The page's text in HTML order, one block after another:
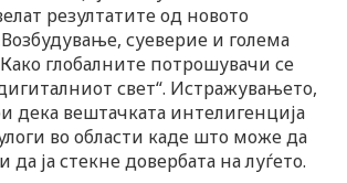
резултатите од новото
суеверие и голема
глобалните потрошувачи се
свет“. Истражувањето,
дека вештачката интелигенција
во области каде што може да
ја стекне довербата на луѓето.